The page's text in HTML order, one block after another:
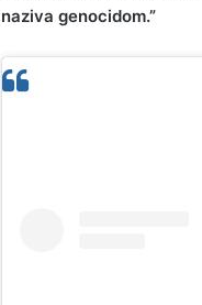
naziva genocidom.”